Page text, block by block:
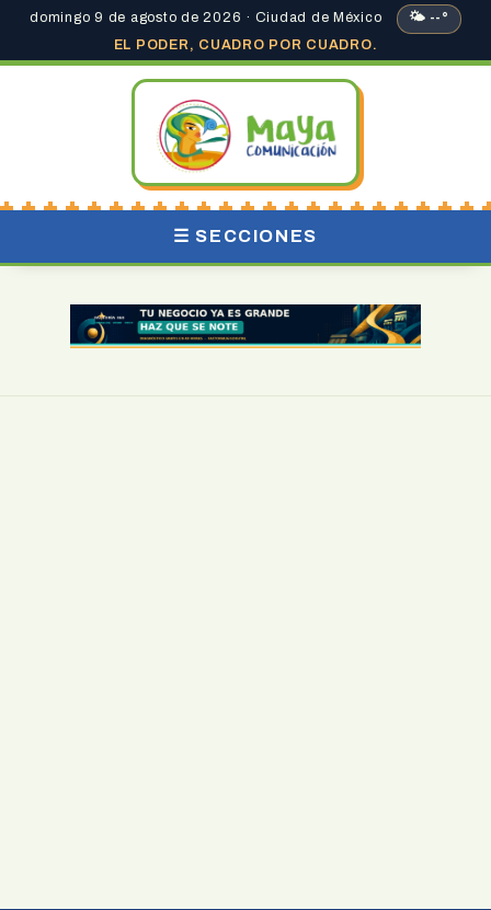
domingo 9 de agosto de 2026 · Ciudad de México
🌤 --°
EL PODER, CUADRO POR CUADRO.
☰ SECCIONES